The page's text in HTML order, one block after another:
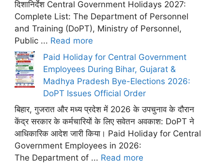
दिशानिर्देश Central Government Holidays 2027:
Complete List: The Department of Personnel
and Training (DoPT), Ministry of Personnel,
Public ... Read more
Paid Holiday for Central Government
Employees During Bihar, Gujarat &
Madhya Pradesh Bye-Elections 2026:
DoPT Issues Official Order
बिहार, गुजरात और मध्य प्रदेश में 2026 के उपचुनाव के दौरान
केंद्र सरकार के कर्मचारियों के लिए सवेतन अवकाश: DoPT ने
आधिकारिक आदेश जारी किया। Paid Holiday for Central
Government Employees in 2026:
The Department of ... Read more